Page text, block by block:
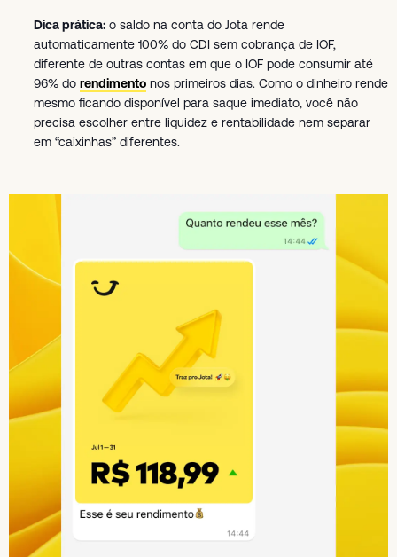
Dica prática: o saldo na conta do Jota rende
automaticamente 100% do CDI sem cobrança de IOF,
diferente de outras contas em que o IOF pode consumir até
96% do rendimento nos primeiros dias. Como o dinheiro rende
mesmo ficando disponível para saque imediato, você não
precisa escolher entre liquidez e rentabilidade nem separar
em “caixinhas” diferentes.